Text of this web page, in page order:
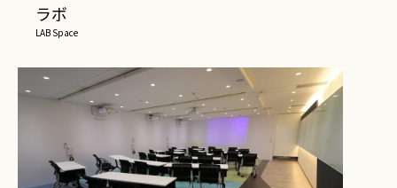
ラボ
LAB Space